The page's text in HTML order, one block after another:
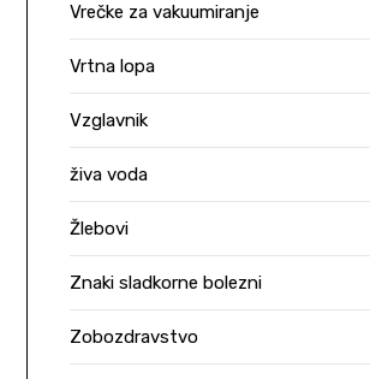
Vrečke za vakuumiranje
Vrtna lopa
Vzglavnik
živa voda
Žlebovi
Znaki sladkorne bolezni
Zobozdravstvo